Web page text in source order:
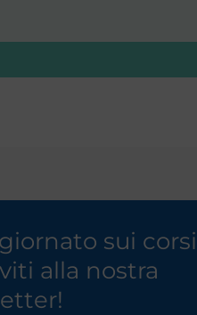
sui corsi
alla nostra